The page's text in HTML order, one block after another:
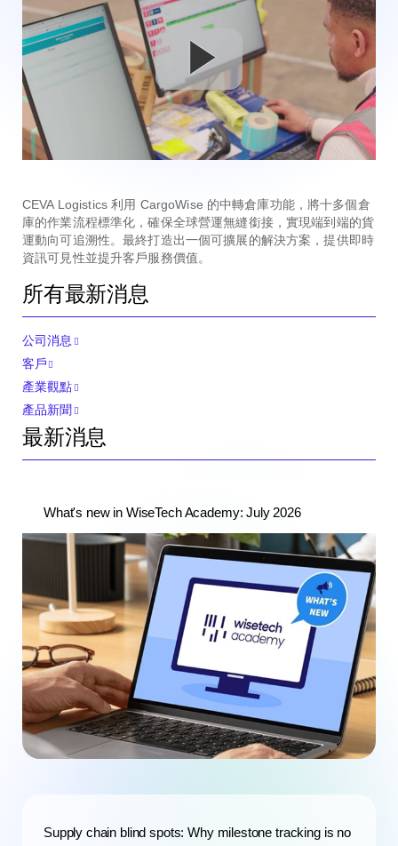
CEVA Logistics 利用 CargoWise 的中轉倉庫功能，將十多個倉
庫的作業流程標準化，確保全球營運無縫銜接，實現端到端的貨
運動向可追溯性。最終打造出一個可擴展的解決方案，提供即時
資訊可見性並提升客戶服務價值。
所有最新消息
公司消息
客戶
產業觀點
產品新聞
最新消息
What's new in WiseTech Academy: July 2026
Supply chain blind spots: Why milestone tracking is no